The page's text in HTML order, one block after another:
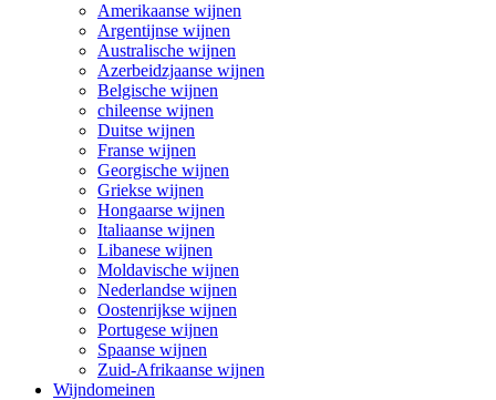
Amerikaanse wijnen
Argentijnse wijnen
Australische wijnen
Azerbeidzjaanse wijnen
Belgische wijnen
chileense wijnen
Duitse wijnen
Franse wijnen
Georgische wijnen
Griekse wijnen
Hongaarse wijnen
Italiaanse wijnen
Libanese wijnen
Moldavische wijnen
Nederlandse wijnen
Oostenrijkse wijnen
Portugese wijnen
Spaanse wijnen
Zuid-Afrikaanse wijnen
Wijndomeinen